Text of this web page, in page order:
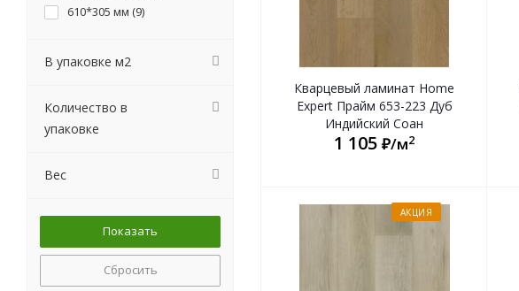
Кварцевый ламинат Home
Expert Прайм 653-223 Дуб
Индийский Соан
1 105 ₽/м2
АКЦИЯ
610*305 мм (9)
В упаковке м2
Количество в
упаковке
Вес
Сбросить